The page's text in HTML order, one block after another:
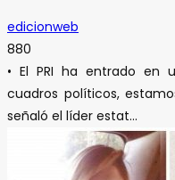
edicionweb
880
• El PRI ha entrado en
cuadros políticos,
señaló el líder estat...